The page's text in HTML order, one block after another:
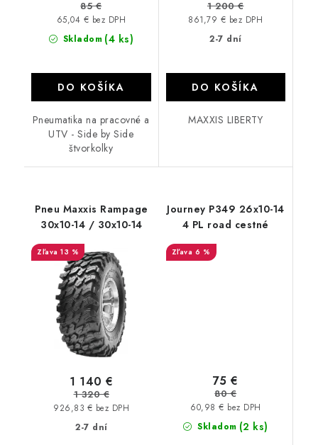
Skladom (4 ks)
65,04 € bez DPH
85 €
DO KOŠÍKA
Pneumatika na pracovné a
UTV - Side by Side
štvorkolky
2-7 dní
861,79 € bez DPH
1 200 €
DO KOŠÍKA
MAXXIS LIBERTY
Pneu Maxxis Rampage
30x10-14 / 30x10-14
13 %
2-7 dní
926,83 € bez DPH
1 140 €
1 320 €
Journey P349 26x10-14
4 PL road cestné
6 %
Skladom (2 ks)
60,98 € bez DPH
75 €
80 €